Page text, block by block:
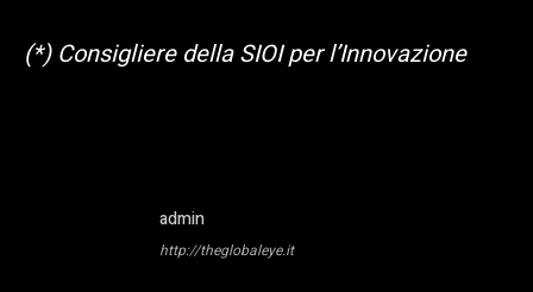
(*) Consigliere della SIOI per l’Innovazione
admin
http://theglobaleye.it